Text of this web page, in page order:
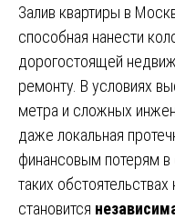
Залив квартиры в
способная нанести
дорогостоящей
ремонту. В условиях
метра и сложных
даже локальная
финансовым потерям
таких
становится